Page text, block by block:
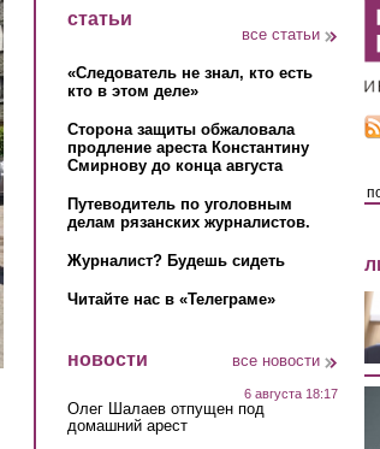
статьи
все статьи
«Следователь не знал, кто есть
кто в этом деле»
Сторона защиты обжаловала
продление ареста Константину
Смирнову до конца августа
Путеводитель по уголовным
делам рязанских журналистов.
Журналист? Будешь сидеть
Читайте нас в «Телеграме»
новости все новости
6 августа 18:17
Олег Шалаев отпущен под
домашний арест